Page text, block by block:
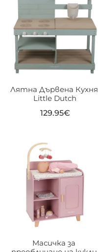
Лятна Дървена Кухня
Little Dutch
129.95€
Масичка за